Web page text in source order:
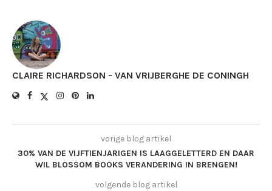
CLAIRE RICHARDSON - VAN VRIJBERGHE DE CONINGH
vorige blog artikel
30% VAN DE VIJFTIENJARIGEN IS LAAGGELETTERD EN DAAR
WIL BLOSSOM BOOKS VERANDERING IN BRENGEN!
volgende blog artikel